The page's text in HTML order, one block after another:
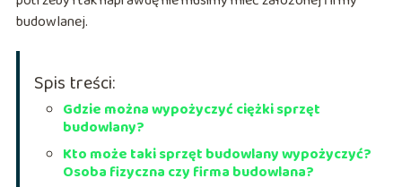
budowlanej.
Spis treści:
Gdzie można wypożyczyć ciężki sprzęt
budowlany?
Kto może taki sprzęt budowlany wypożyczyć?
Osoba fizyczna czy firma budowlana?